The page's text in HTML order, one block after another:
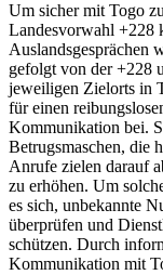
Um sicher mit Togo
Landesvorwahl +228
Auslandsgesprächen
gefolgt von der +228
jeweiligen Zielorts in
für einen
Kommunikation bei.
Betrugsmaschen, die
Anrufe zielen darauf
zu erhöhen. Um
es sich, unbekannte
überprüfen und
schützen. Durch
Kommunikation mit